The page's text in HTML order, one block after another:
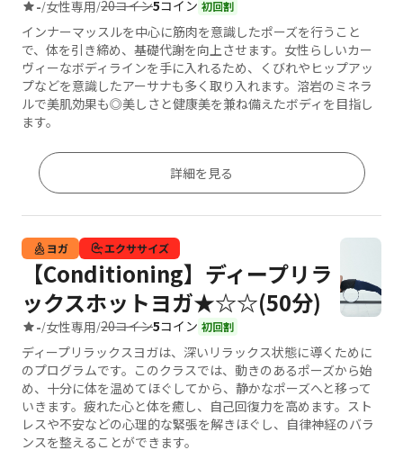
-/女性専用/20コイン5コイン 初回割
インナーマッスルを中心に筋肉を意識したポーズを行うこと
で、体を引き締め、基礎代謝を向上させます。女性らしいカー
ヴィーなボディラインを手に入れるため、くびれやヒップアッ
プなどを意識したアーサナも多く取り入れます。溶岩のミネラ
ルで美肌効果も◎美しさと健康美を兼ね備えたボディを目指し
ます。
詳細を見る
ヨガ エクササイズ
【Conditioning】ディープリラ
ックスホットヨガ★☆☆(50分)
-/女性専用/20コイン5コイン 初回割
ディープリラックスヨガは、深いリラックス状態に導くために
のプログラムです。このクラスでは、動きのあるポーズから始
め、十分に体を温めてほぐしてから、静かなポーズへと移って
いきます。疲れた心と体を癒し、自己回復力を高めます。スト
レスや不安などの心理的な緊張を解きほぐし、自律神経のバラ
ンスを整えることができます。